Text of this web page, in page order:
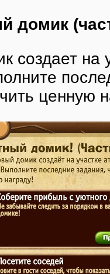
домик
создает на
ценную